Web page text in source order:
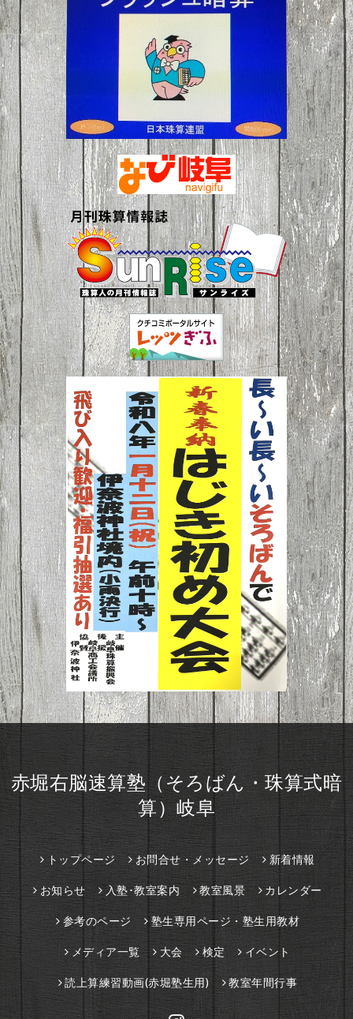
赤堀右脳速算塾（そろばん・珠算式暗
算）岐阜
トップページ お問合せ・メッセージ 新着情報
お知らせ 入塾･教室案内 教室風景 カレンダー
参考のページ 塾生専用ページ・塾生用教材
メディア一覧 大会 検定 イベント
読上算練習動画(赤堀塾生用) 教室年間行事